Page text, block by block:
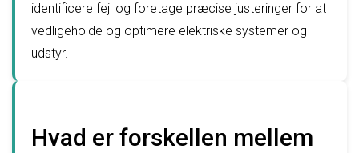
identificere fejl og foretage præcise justeringer for at
vedligeholde og optimere elektriske systemer og
udstyr.
Hvad er forskellen mellem